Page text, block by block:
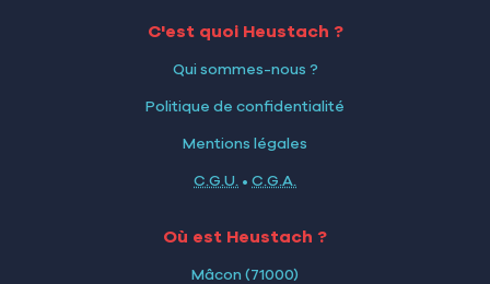
C'est quoi Heustach ?
Qui sommes-nous ?
Politique de confidentialité
Mentions légales
C.G.U. • C.G.A.
Où est Heustach ?
Mâcon (71000)